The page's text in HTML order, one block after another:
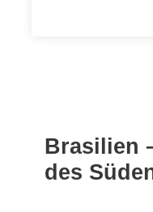
Brasilien
des